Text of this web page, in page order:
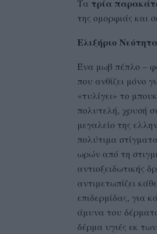
Τα τρία
της ομορφιάς και
Ελιξήριο
Ένα μωβ πέπλο –
που ανθίζει μόνο
«τυλίγει» το
πολυτελή, χρυσή
μεγαλείο της
πολύτιμα
ωρών από τη
αντιοξειδωτικής
αντιμετωπίζει
επιδερμίδας, για
άμυνα του
δέρμα υγιές εκ